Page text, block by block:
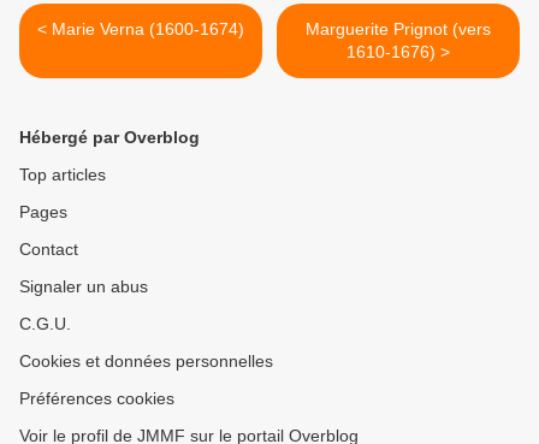
< Marie Verna (1600-1674)
Marguerite Prignot (vers
1610-1676) >
Hébergé par Overblog
Top articles
Pages
Contact
Signaler un abus
C.G.U.
Cookies et données personnelles
Préférences cookies
Voir le profil de JMMF sur le portail Overblog